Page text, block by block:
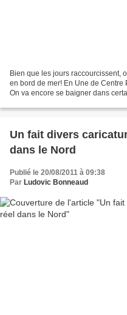
Bien que les jours raccourcissent,
en bord de mer! En Une de
On va encore se baigner dans
Un fait divers
dans le Nord
Publié le 20/08/2011 à 09:38
Par Ludovic Bonneaud